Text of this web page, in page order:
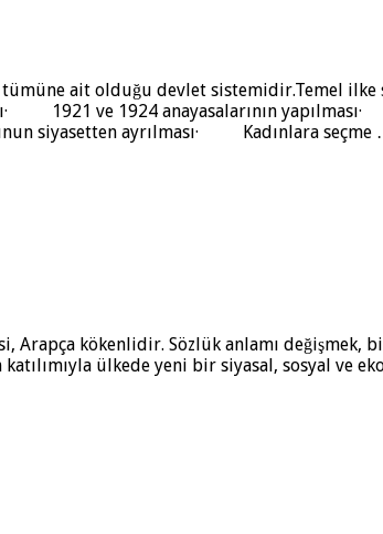
ait olduğu devlet sistemidir.Temel ilke
1921 ve 1924 anayasalarının
siyasetten ayrılması· Kadınlara seçme
Arapça kökenlidir. Sözlük anlamı
ülkede yeni bir siyasal, sosyal ve